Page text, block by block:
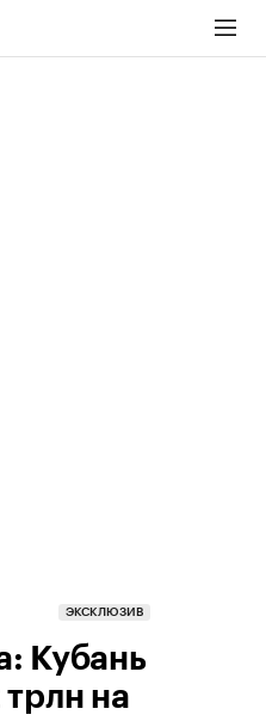
ЭКСКЛЮЗИВ
Кубань
на